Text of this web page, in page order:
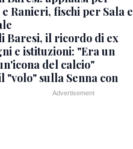
Ranieri, fischi per Sala e
Baresi, il ricordo di ex
e istituzioni: "Era un
del calcio"
"volo" sulla Senna con